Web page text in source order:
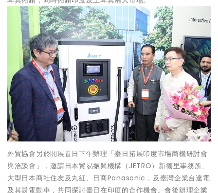
外貿協會另於開展首日下午辦理「臺日拓展印度市場商機研討會
與洽談會」，邀請日本貿易振興機構（JETRO）新德里事務所、
大型日本商社住友及丸紅、日商Panasonic，及臺灣企業台達電
及其昜電動車，共同探討臺日在印度的合作機會。會後辦理企業